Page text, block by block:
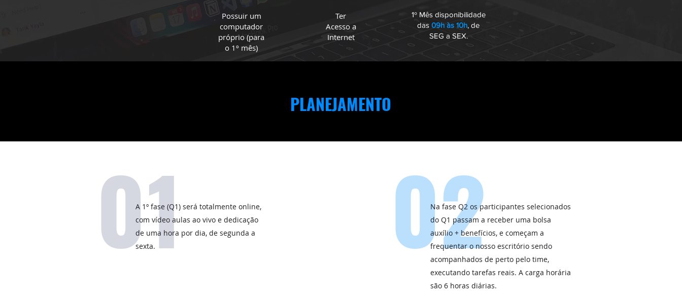
Possuir um
computador
próprio (para
o 1º mês)
Ter
Acesso a
Internet
1º Mês disponibilidade
das 09h às 10h, de
SEG a SEX.
PLANEJAMENTO
01
A 1º fase (Q1) será totalmente online,
com vídeo aulas ao vivo e dedicação
de uma hora por dia, de segunda a
sexta.
02
Na fase Q2 os participantes selecionados
do Q1 passam a receber uma bolsa
auxílio + benefícios, e começam a
frequentar o nosso escritório sendo
acompanhados de perto pelo time,
executando tarefas reais. A carga horária
são 6 horas diárias.